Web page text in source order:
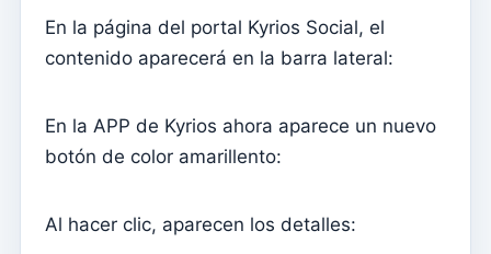
Catequesis
Confirmaciones
bautismos
En la página del portal Kyrios Social, el
contenido aparecerá en la barra lateral:
En la APP de Kyrios ahora aparece un nuevo
botón de color amarillento:
Al hacer clic, aparecen los detalles: